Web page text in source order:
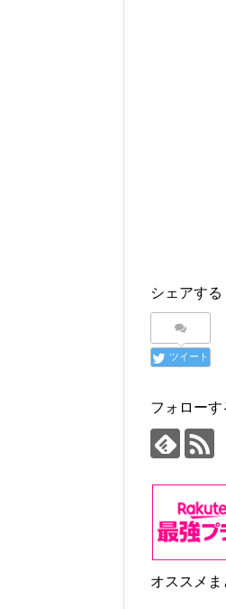
シェアする
ツイート
フォローす
オススメ